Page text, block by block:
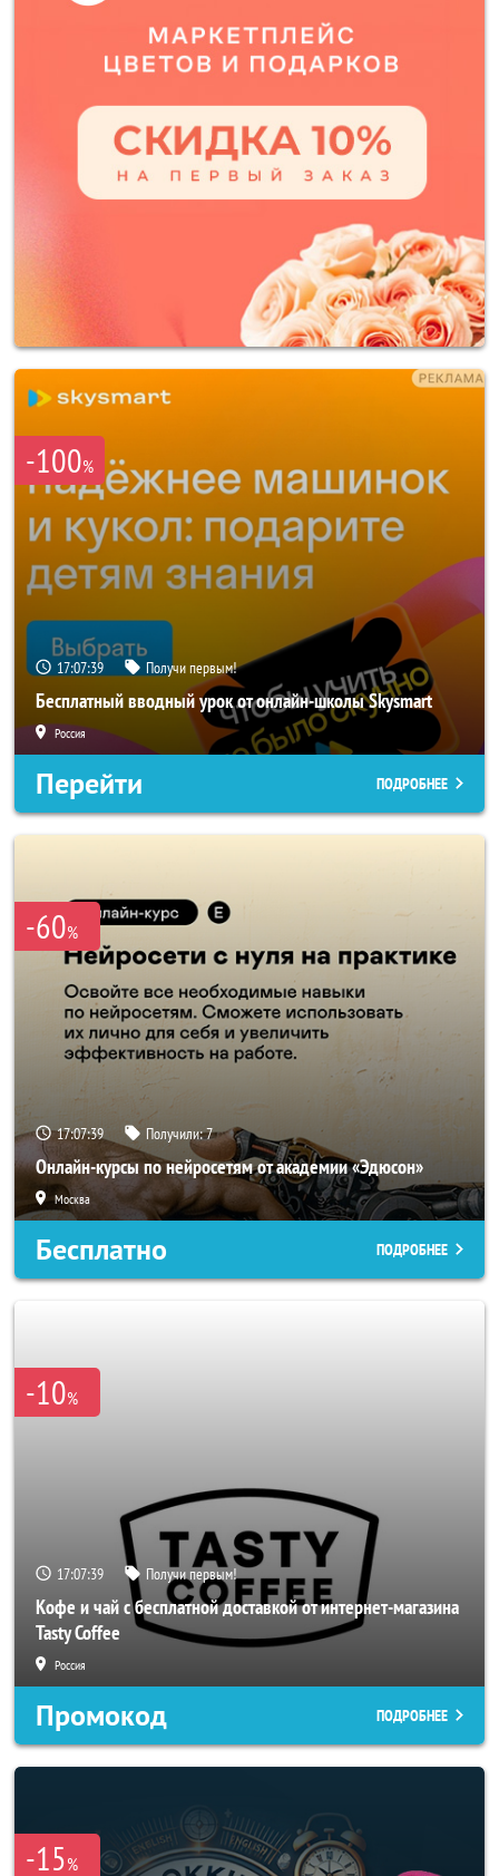
-100%
17:07:36 Получи первым!
Бесплатный вводный урок от онлайн-школы Skysmart
Россия
Перейти ПОДРОБНЕЕ
-60%
17:07:36 Получили:7
Онлайн-курсы по нейросетям от академии «Эдюсон»
Москва
Бесплатно ПОДРОБНЕЕ
-10%
17:07:36 Получи первым!
Кофе и чай с бесплатной доставкой от интернет-магазина
Tasty Coffee
Россия
Промокод ПОДРОБНЕЕ
-15%